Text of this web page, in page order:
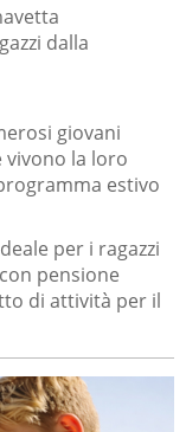
dalla
giovani
vivono la loro
estivo
per i ragazzi
pensione
di attività per il